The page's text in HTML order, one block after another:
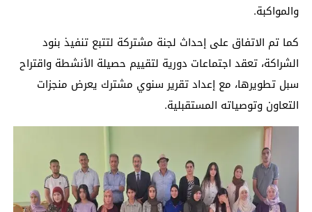
والمواكبة.
كما تم الاتفاق على إحداث لجنة مشتركة لتتبع تنفيذ بنود
الشراكة، تعقد اجتماعات دورية لتقييم حصيلة الأنشطة واقتراح
سبل تطويرها، مع إعداد تقرير سنوي مشترك يعرض منجزات
التعاون وتوصياته المستقبلية.